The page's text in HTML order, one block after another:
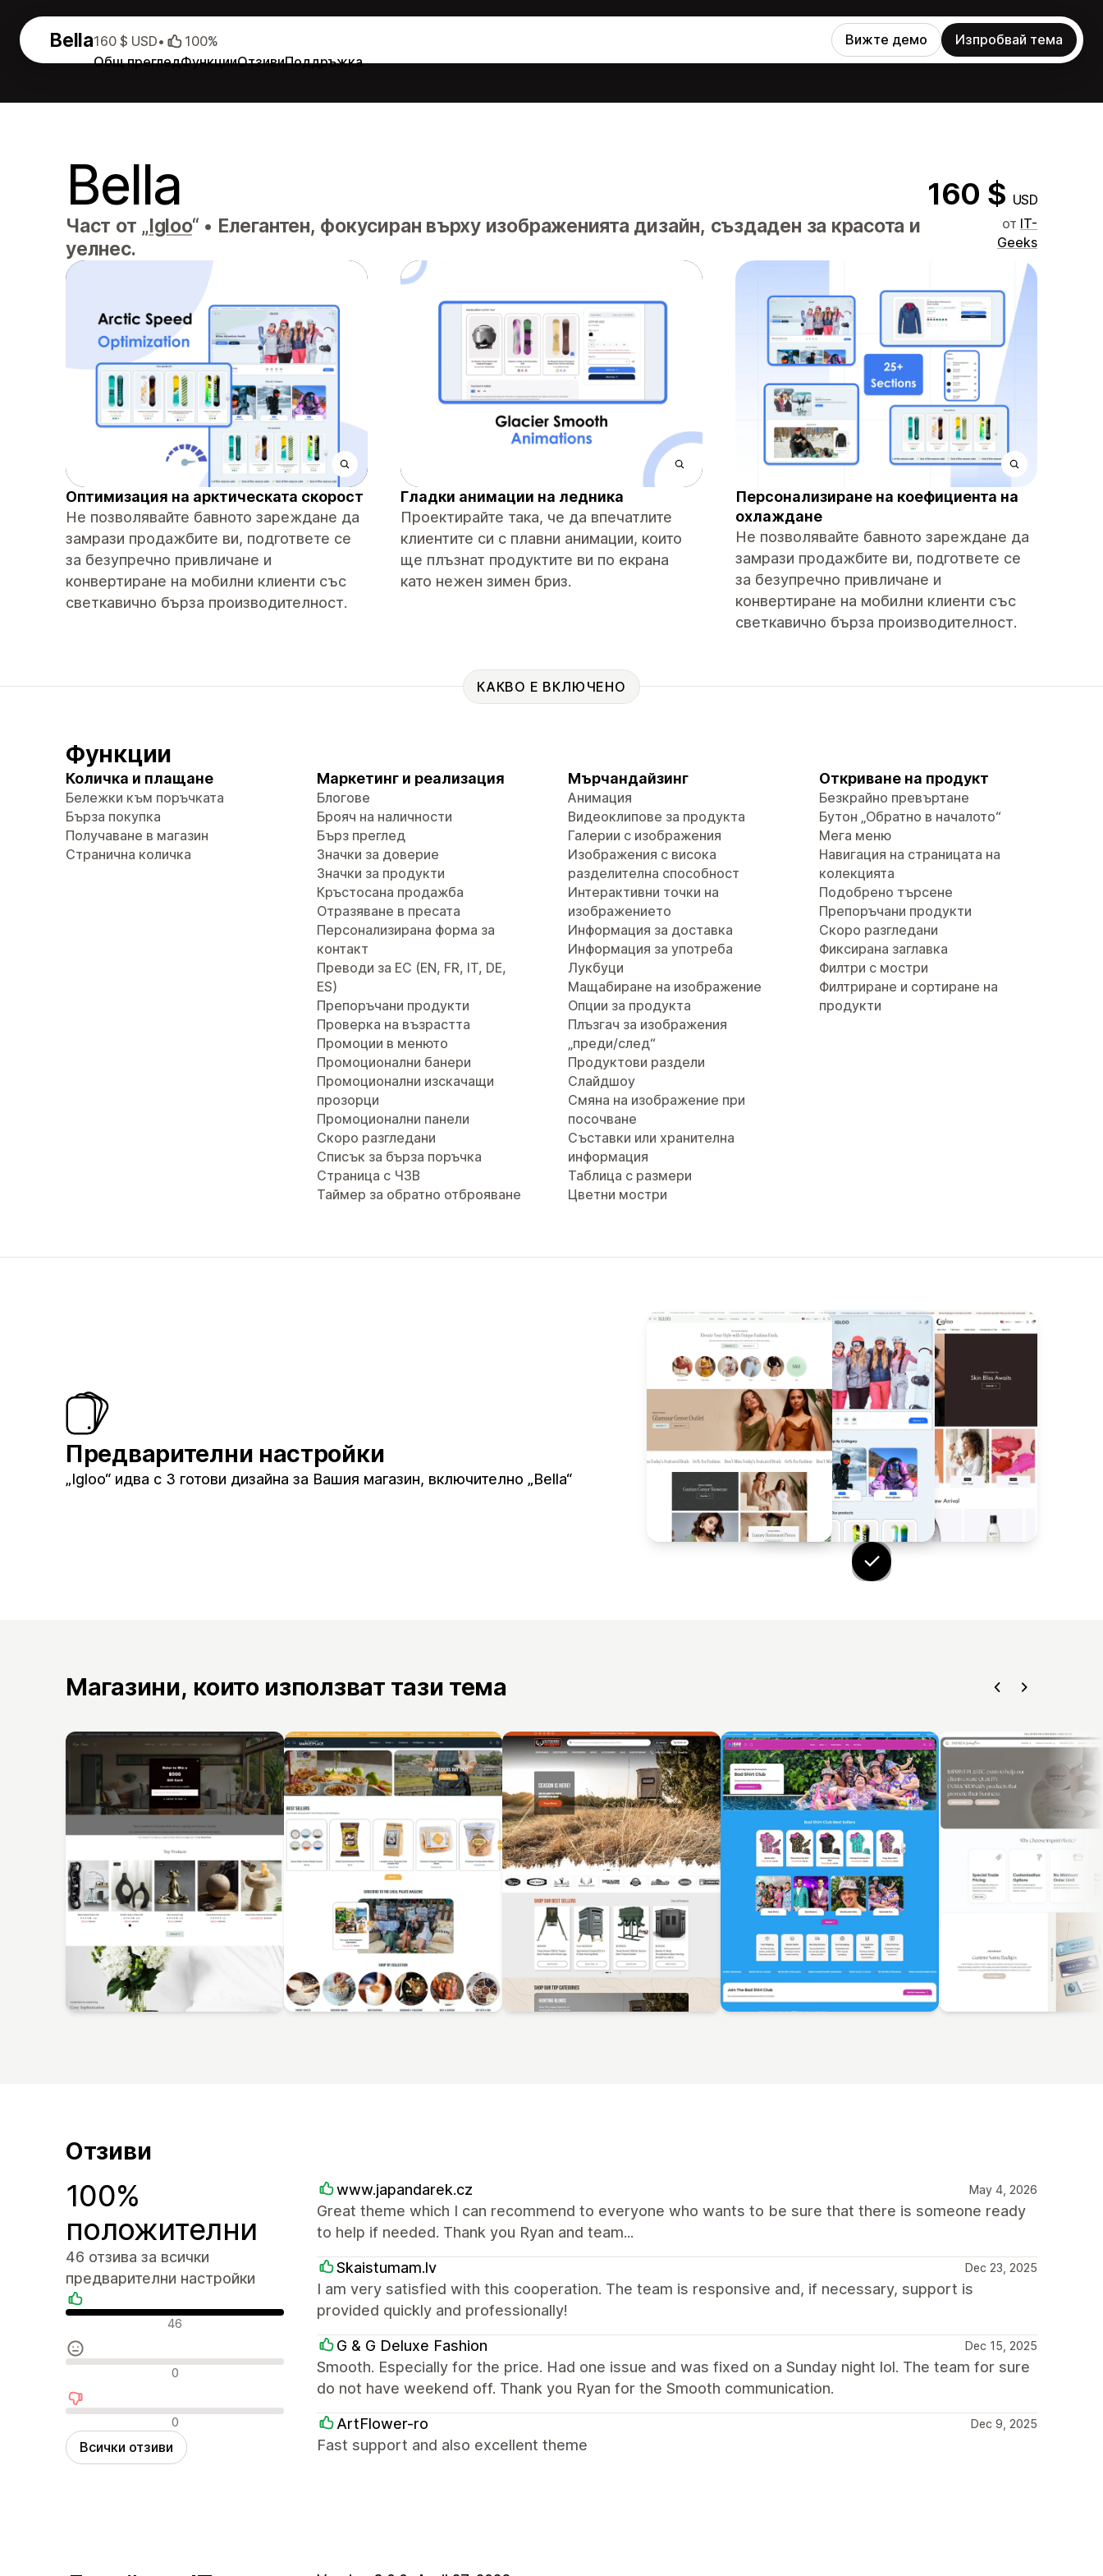
Bella
Общ прегледФункцииОтзивиПоддръжка
160 $ USD• 100% Вижте демо Изпробвай тема
Bella 160 $ USD
Част от „Igloo“ • Елегантен, фокусиран върху изображенията дизайн, създаден за красота и
уелнес.
от IT-
Geeks
Оптимизация на арктическата скорост
Не позволявайте бавното зареждане да
замрази продажбите ви, подгответе се
за безупречно привличане и
конвертиране на мобилни клиенти със
светкавично бърза производителност.
Гладки анимации на ледника
Проектирайте така, че да впечатлите
клиентите си с плавни анимации, които
ще плъзнат продуктите ви по екрана
като нежен зимен бриз.
Персонализиране на коефициента на
охлаждане
Не позволявайте бавното зареждане да
замрази продажбите ви, подгответе се
за безупречно привличане и
конвертиране на мобилни клиенти със
светкавично бърза производителност.
КАКВО Е ВКЛЮЧЕНО
Функции
Количка и плащане
Бележки към поръчката
Бърза покупка
Получаване в магазин
Странична количка
Маркетинг и реализация
Блогове
Брояч на наличности
Бърз преглед
Значки за доверие
Значки за продукти
Кръстосана продажба
Отразяване в пресата
Персонализирана форма за
контакт
Преводи за ЕС (EN, FR, IT, DE,
ES)
Препоръчани продукти
Проверка на възрастта
Промоции в менюто
Промоционални банери
Промоционални изскачащи
прозорци
Промоционални панели
Скоро разгледани
Списък за бърза поръчка
Страница с ЧЗВ
Таймер за обратно отброяване
Мърчандайзинг
Анимация
Видеоклипове за продукта
Галерии с изображения
Изображения с висока
разделителна способност
Интерактивни точки на
изображението
Информация за доставка
Информация за употреба
Лукбуци
Мащабиране на изображение
Опции за продукта
Плъзгач за изображения
„преди/след“
Продуктови раздели
Слайдшоу
Смяна на изображение при
посочване
Съставки или хранителна
информация
Таблица с размери
Цветни мостри
Откриване на продукт
Безкрайно превъртане
Бутон „Обратно в началото“
Мега меню
Навигация на страницата на
колекцията
Подобрено търсене
Препоръчани продукти
Скоро разгледани
Фиксирана заглавка
Филтри с мостри
Филтриране и сортиране на
продукти
Предварителни настройки
„Igloo“ идва с 3 готови дизайна за Вашия магазин, включително „Bella“
Магазини, които използват тази тема
Отзиви
100%
положителни
46 отзива за всички
предварителни настройки
Положителни отзиви
46
Неутрални отзиви
0
Отрицателни отзиви
0
Всички отзиви
www.japandarek.cz May 4, 2026
Great theme which I can recommend to everyone who wants to be sure that there is someone ready
to help if needed. Thank you Ryan and team...
Skaistumam.lv Dec 23, 2025
I am very satisfied with this cooperation. The team is responsive and, if necessary, support is
provided quickly and professionally!
G & G Deluxe Fashion Dec 15, 2025
Smooth. Especially for the price. Had one issue and was fixed on a Sunday night lol. The team for sure
do not have weekend off. Thank you Ryan for the Smooth communication.
ArtFlower-ro Dec 9, 2025
Fast support and also excellent theme